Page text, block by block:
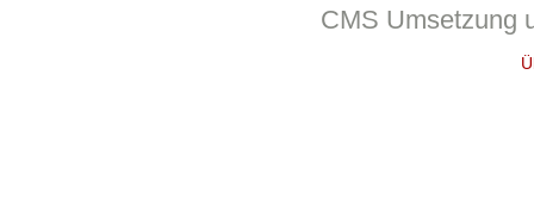
CMS Umsetzung